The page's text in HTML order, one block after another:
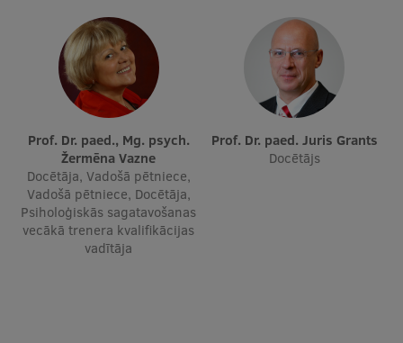
Studiju un vides pieejamība
Dati par 2025. gadu
Suvenīri un grāmatas
Mūžizglītība
Ētikas un līdztiesības mācības
Prof. Dr. paed., Mg. psych.
Žermēna Vazne
Docētāja, Vadošā pētniece,
Vadošā pētniece, Docētāja,
Psiholoģiskās sagatavošanas
vecākā trenera kvalifikācijas
vadītāja
Prof. Dr. paed. Juris Grants
Docētājs